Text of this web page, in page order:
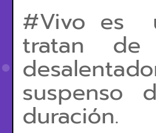
#Vivo es
tratan
suspenso
duración.